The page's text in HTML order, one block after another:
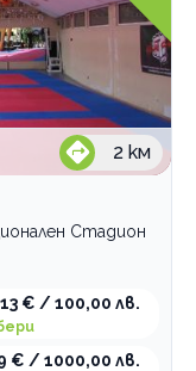
2 км
Стадион
€ / 100,00 лв.
€ / 1000,00 лв.